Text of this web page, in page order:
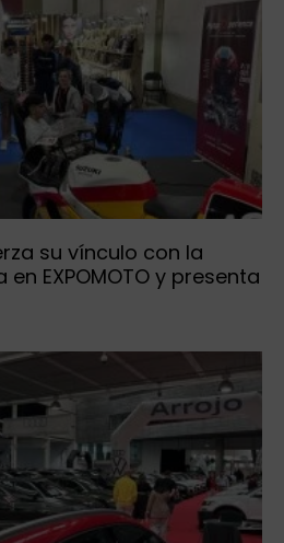
su vínculo con la
EXPOMOTO y presenta